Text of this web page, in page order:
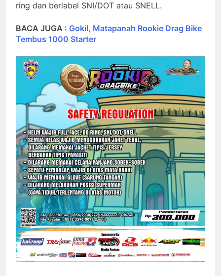
ring dan berlabel SNI/DOT atau SNELL.
BACA JUGA : Gokil, Matapanah Rookie Drag Bike
Tembus 1000 Starter